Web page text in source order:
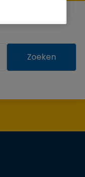
Zoeken